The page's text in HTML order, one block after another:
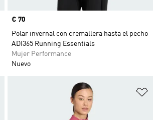
Precio
€ 70
Polar invernal con cremallera hasta el pecho
ADI365 Running Essentials
Mujer Performance
Nuevo
Añadir a la lista de deseos